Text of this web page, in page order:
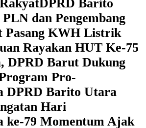
DPRD Barito
dan Pengembang
Pasang KWH Listrik
Rayakan HUT Ke-75
DPRD Barut Dukung
Pro-
DPRD Barito Utara
Hari
ke-79 Momentum Ajak